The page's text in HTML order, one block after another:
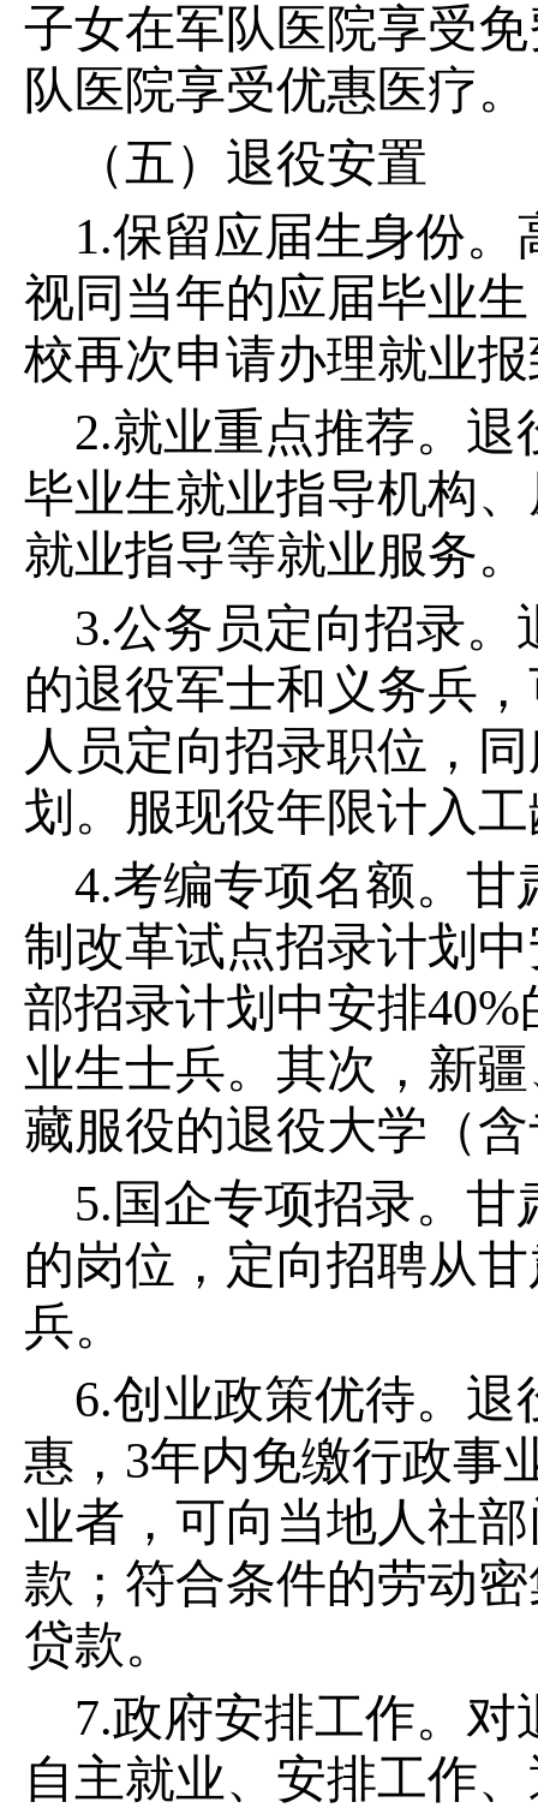
子女在军队医院享受
队医院享受优惠医疗。
（五）退役安置
1.保留应届生身份
视同当年的应届毕业
校再次申请办理就业
2.就业重点推荐。
毕业生就业指导机构
就业指导等就业服务。
3.公务员定向招录
的退役军士和义务兵
人员定向招录职位，
划。服现役年限计入
4.考编专项名额。
制改革试点招录计划
部招录计划中安排
业生士兵。其次，新
藏服役的退役大学（
5.国企专项招录。
的岗位，定向招聘从
兵。
6.创业政策优待。
惠，3年内免缴行政事
业者，可向当地人社
款；符合条件的劳动
贷款。
7.政府安排工作。
自主就业、安排工作